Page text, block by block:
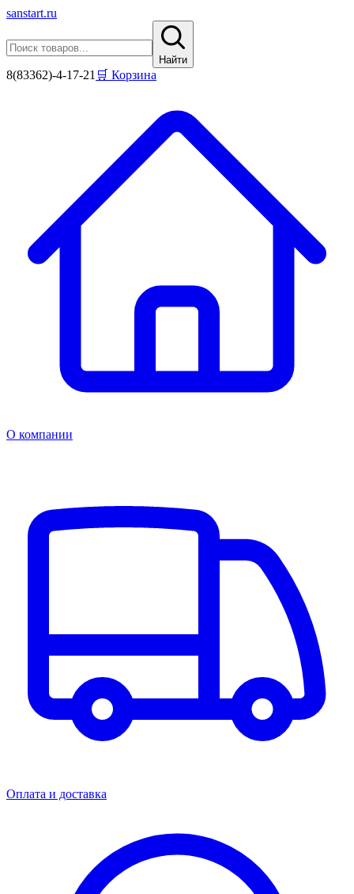
sanstart.ru
Найти
8(83362)-4-17-21 🛒 Корзина
О компании
Оплата и доставка